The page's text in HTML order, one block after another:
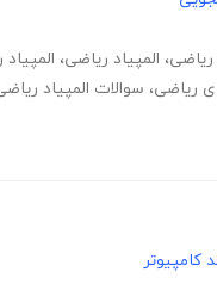
ریاضی، المپیاد ریاضی، المپیاد
ریاضی، سوالات المپیاد
کامپیوتر